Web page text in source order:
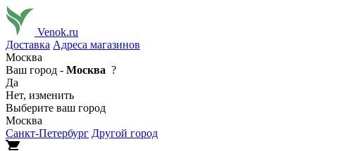
Venok.ru
Доставка Адреса магазинов
Москва
Ваш город - Москва ?
Да
Нет, изменить
Выберите ваш город
Москва
Санкт-Петербург Другой город